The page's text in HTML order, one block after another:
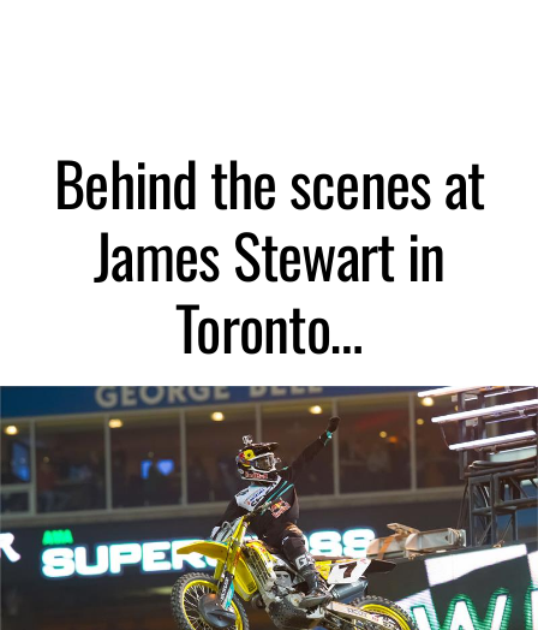
Behind the scenes at
James Stewart in
Toronto…